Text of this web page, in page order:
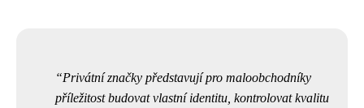
Privátní značky představují pro maloobchodníky
příležitost budovat vlastní identitu, kontrolovat kvalitu